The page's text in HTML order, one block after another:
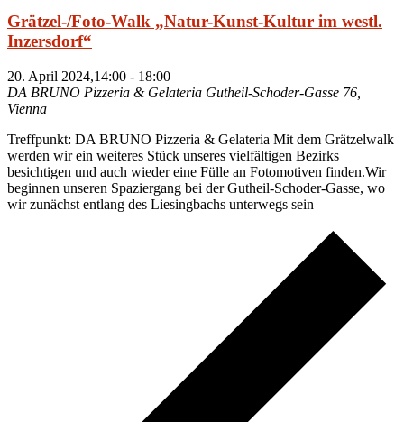
Grätzel-/Foto-Walk „Natur-Kunst-Kultur im westl.
Inzersdorf“
20. April 2024,14:00 - 18:00
DA BRUNO Pizzeria & Gelateria Gutheil-Schoder-Gasse 76,
Vienna
Treffpunkt: DA BRUNO Pizzeria & Gelateria Mit dem Grätzelwalk
werden wir ein weiteres Stück unseres vielfältigen Bezirks
besichtigen und auch wieder eine Fülle an Fotomotiven finden.Wir
beginnen unseren Spaziergang bei der Gutheil-Schoder-Gasse, wo
wir zunächst entlang des Liesingbachs unterwegs sein